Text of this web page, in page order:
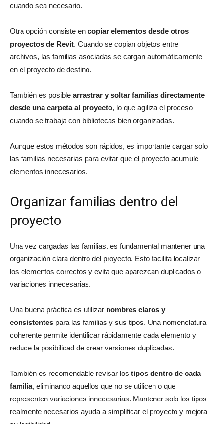
cuando sea necesario.
Otra opción consiste en copiar elementos desde otros
proyectos de Revit. Cuando se copian objetos entre
archivos, las familias asociadas se cargan automáticamente
en el proyecto de destino.
También es posible arrastrar y soltar familias directamente
desde una carpeta al proyecto, lo que agiliza el proceso
cuando se trabaja con bibliotecas bien organizadas.
Aunque estos métodos son rápidos, es importante cargar solo
las familias necesarias para evitar que el proyecto acumule
elementos innecesarios.
Organizar familias dentro del
proyecto
Una vez cargadas las familias, es fundamental mantener una
organización clara dentro del proyecto. Esto facilita localizar
los elementos correctos y evita que aparezcan duplicados o
variaciones innecesarias.
Una buena práctica es utilizar nombres claros y
consistentes para las familias y sus tipos. Una nomenclatura
coherente permite identificar rápidamente cada elemento y
reduce la posibilidad de crear versiones duplicadas.
También es recomendable revisar los tipos dentro de cada
familia, eliminando aquellos que no se utilicen o que
representen variaciones innecesarias. Mantener solo los tipos
realmente necesarios ayuda a simplificar el proyecto y mejora